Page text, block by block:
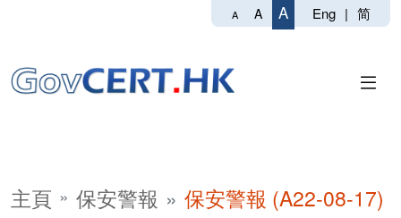
A A A Eng | 简
主頁 保安警報 保安警報 (A22-08-17)